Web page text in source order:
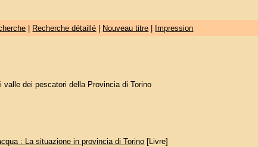
Recherche détaillé Nouveau titre Impression
valle dei pescatori della Provincia di Torino
: La situazione in provincia di Torino [Livre]